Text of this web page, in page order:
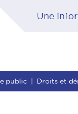
Menu principal
public Droits et